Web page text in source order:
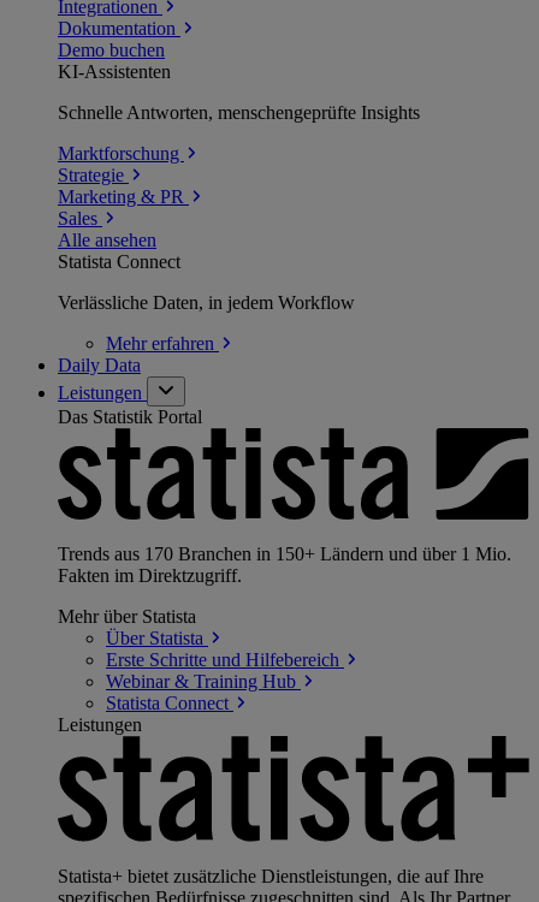
Integrationen
Dokumentation
Demo buchen
KI-Assistenten
Schnelle Antworten, menschengeprüfte Insights
Marktforschung
Strategie
Marketing & PR
Sales
Alle ansehen
Statista Connect
Verlässliche Daten, in jedem Workflow
Mehrerfahren
Daily Data
Leistungen
Das Statistik Portal
Trends aus 170 Branchen in 150+ Ländern und über 1 Mio.
Fakten im Direktzugriff.
Mehr über Statista
Über Statista
Erste Schritte und Hilfebereich
Webinar & Training Hub
Statista Connect
Leistungen
Statista+ bietet zusätzliche Dienstleistungen, die auf Ihre
spezifischen Bedürfnisse zugeschnitten sind. Als Ihr Partner